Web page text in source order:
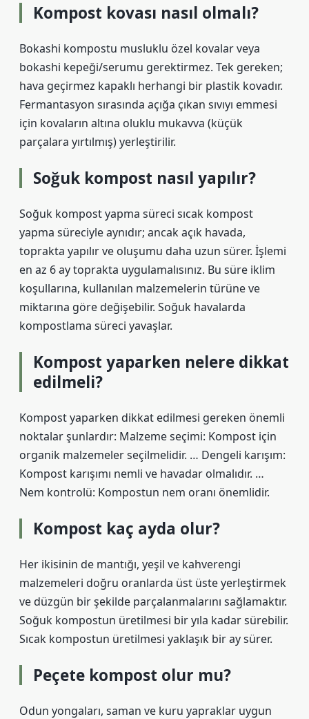
Kompost kovası nasıl olmalı?
Bokashi kompostu musluklu özel kovalar veya
bokashi kepeği/serumu gerektirmez. Tek gereken;
hava geçirmez kapaklı herhangi bir plastik kovadır.
Fermantasyon sırasında açığa çıkan sıvıyı emmesi
için kovaların altına oluklu mukavva (küçük
parçalara yırtılmış) yerleştirilir.
Soğuk kompost nasıl yapılır?
Soğuk kompost yapma süreci sıcak kompost
yapma süreciyle aynıdır; ancak açık havada,
toprakta yapılır ve oluşumu daha uzun sürer. İşlemi
en az 6 ay toprakta uygulamalısınız. Bu süre iklim
koşullarına, kullanılan malzemelerin türüne ve
miktarına göre değişebilir. Soğuk havalarda
kompostlama süreci yavaşlar.
Kompost yaparken nelere dikkat
edilmeli?
Kompost yaparken dikkat edilmesi gereken önemli
noktalar şunlardır: Malzeme seçimi: Kompost için
organik malzemeler seçilmelidir. … Dengeli karışım:
Kompost karışımı nemli ve havadar olmalıdır. …
Nem kontrolü: Kompostun nem oranı önemlidir.
Kompost kaç ayda olur?
Her ikisinin de mantığı, yeşil ve kahverengi
malzemeleri doğru oranlarda üst üste yerleştirmek
ve düzgün bir şekilde parçalanmalarını sağlamaktır.
Soğuk kompostun üretilmesi bir yıla kadar sürebilir.
Sıcak kompostun üretilmesi yaklaşık bir ay sürer.
Peçete kompost olur mu?
Odun yongaları, saman ve kuru yapraklar uygun